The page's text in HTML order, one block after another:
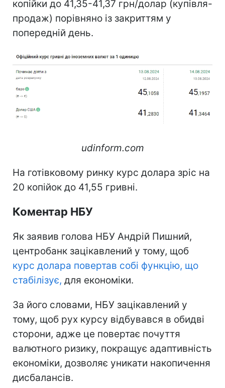
копійки до 41,35-41,37 грн/долар (купівля-
продаж) порівняно із закриттям у
попередній день.
udinform.com
На готівковому ринку курс долара зріс на
20 копійок до 41,55 гривні.
Коментар НБУ
Як заявив голова НБУ Андрій Пишний,
центробанк зацікавлений у тому, щоб
курс долара повертав собі функцію, що
стабілізує, для економіки.
За його словами, НБУ зацікавлений у
тому, щоб рух курсу відбувався в обидві
сторони, адже це повертає почуття
валютного ризику, покращує адаптивність
економіки, дозволяє уникати накопичення
дисбалансів.